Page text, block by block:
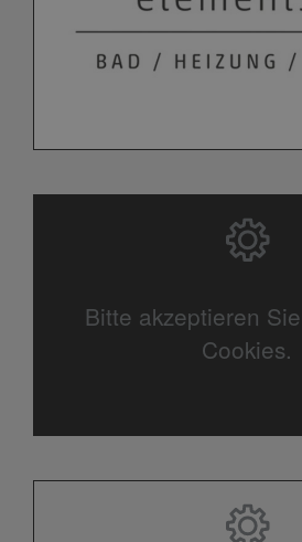
Bitte akzeptieren
Cookies.